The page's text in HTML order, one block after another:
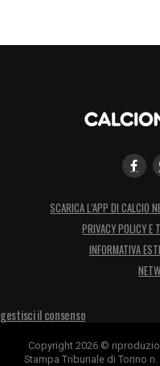
SCARICA L’APP DI CALCIO
PRIVACY POLICY E
INFORMATIVA
gestisci il consenso
Copyright 2026 ©
Stampa Tribunale di Torino